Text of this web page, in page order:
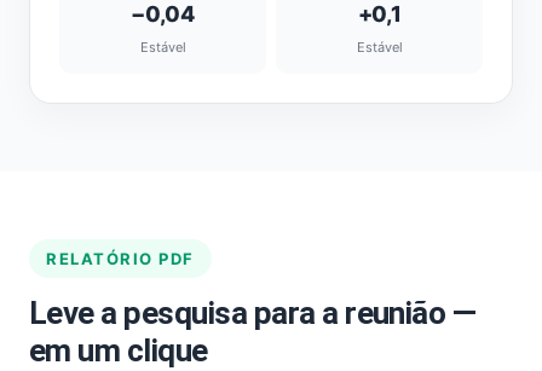
−0,04
Estável
+0,1
Estável
RELATÓRIO PDF
Leve a pesquisa para a reunião —
em um clique